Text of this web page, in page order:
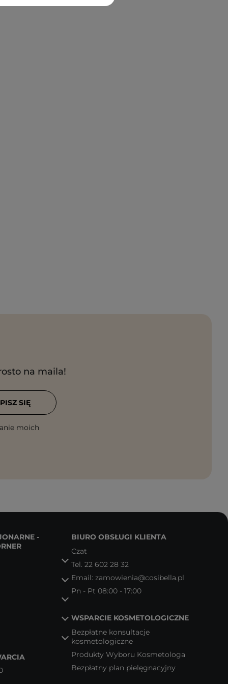
na maila!
moich
SIĘ
-
BIURO OBSŁUGI KLIENTA
Czat
Tel. 22 602 28 32
Email: zamowienia@cosibella.pl
Pn - Pt 08:00 - 17:00
WSPARCIE KOSMETOLOGICZNE
Bezpłatne konsultacje
kosmetologiczne
Produkty Wyboru Kosmetologa
Bezpłatny plan pielęgnacyjny